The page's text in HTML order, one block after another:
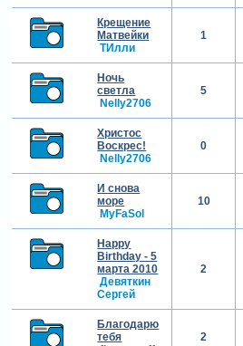
Крещение
Матвейки
ТИлли
1
Ночь
светла
Nelly2706
5
Христос
Воскрес!
Nelly2706
0
И снова
море
MyFaSol
10
Happy
Birthday - 5
марта 2010
Девяткин
Сергей
2
Благодарю
тебя
2